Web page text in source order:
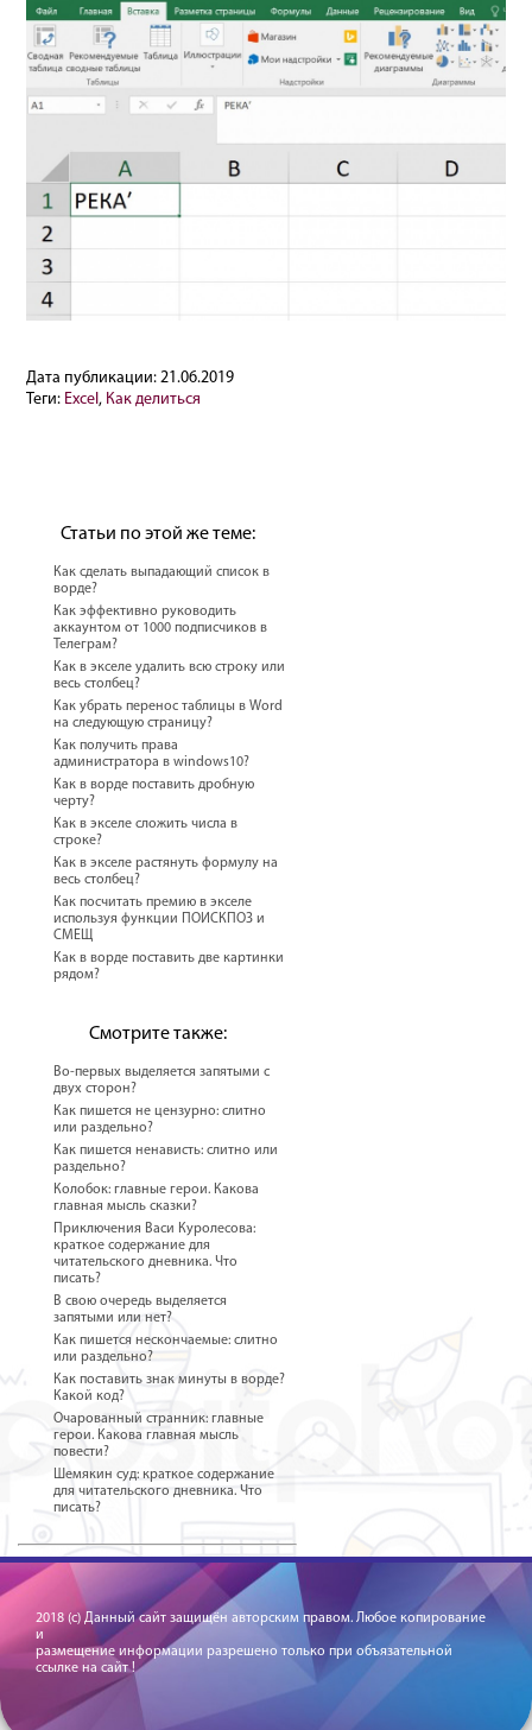
Дата публикации:21.06.2019
Теги: Excel, Как делиться
Статьи по этой же теме:
Как сделать выпадающий список в
ворде?
Как эффективно руководить
аккаунтом от 1000 подписчиков в
Телеграм?
Как в экселе удалить всю строку или
весь столбец?
Как убрать перенос таблицы в Word
на следующую страницу?
Как получить права
администратора в windows10?
Как в ворде поставить дробную
черту?
Как в экселе сложить числа в
строке?
Как в экселе растянуть формулу на
весь столбец?
Как посчитать премию в экселе
используя функции ПОИСКПОЗ и
СМЕЩ
Как в ворде поставить две картинки
рядом?
Смотрите также:
Во-первых выделяется запятыми с
двух сторон?
Как пишется не цензурно: слитно
или раздельно?
Как пишется ненависть: слитно или
раздельно?
Колобок: главные герои. Какова
главная мысль сказки?
Приключения Васи Куролесова:
краткое содержание для
читательского дневника. Что
писать?
В свою очередь выделяется
запятыми или нет?
Как пишется нескончаемые: слитно
или раздельно?
Как поставить знак минуты в ворде?
Какой код?
Очарованный странник: главные
герои. Какова главная мысль
повести?
Шемякин суд: краткое содержание
для читательского дневника. Что
писать?
2018 (c) Данный сайт защищён авторским правом. Любое копирование
и
размещение информации разрешено только при объязательной
ссылке на сайт !